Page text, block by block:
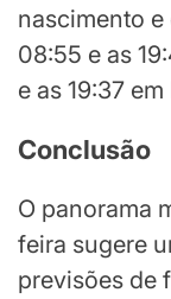
nascimento
08:55 e as
e as 19:37
Conclusão
O panorama
feira sugere
previsões de